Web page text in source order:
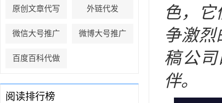
原创文章代写 外链代发
微信大号推广 微博大号推广
百度百科代做
阅读排行榜
色，
争激
稿公
伴。